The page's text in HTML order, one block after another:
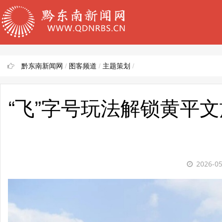
黔东南新闻网 / 图客频道 / 主题策划 /
“飞”字号玩法解锁黄平
2026-